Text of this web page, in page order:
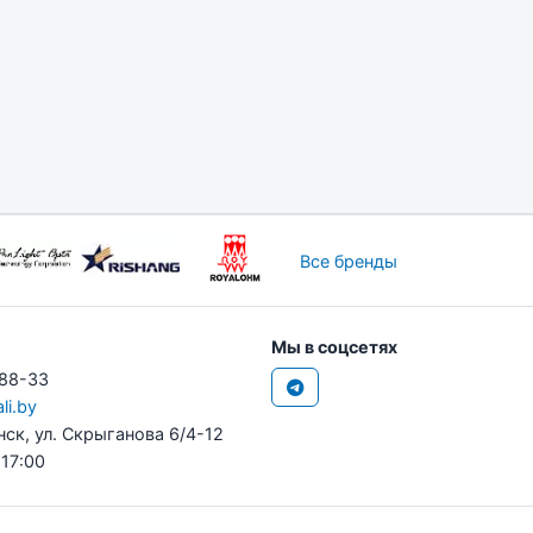
Все бренды
33
ул. Скрыганова 6/4-12
Мы в соцсетях